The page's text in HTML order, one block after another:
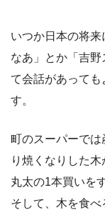
いつか日本の将
なあ」とか「吉
て会話があっても
す。
町のスーパーで
り焼くなりした
丸太の1本買いを
そして、木を食